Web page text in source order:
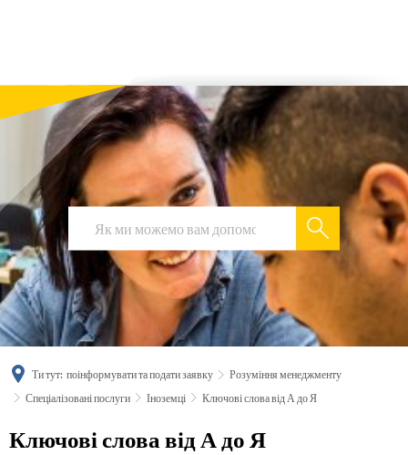
deutsch
Ти тут: поінформувати та подати заявку
Розуміння менеджменту
Спеціалізовані послуги
Іноземці Ключові слова від А до Я
Ключові
Ключові слова від А до Я